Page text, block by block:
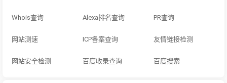
Whois查询 Alexa排名查询 PR查询
网站测速 ICP备案查询 友情链接检测
网站安全检测 百度收录查询 百度搜索